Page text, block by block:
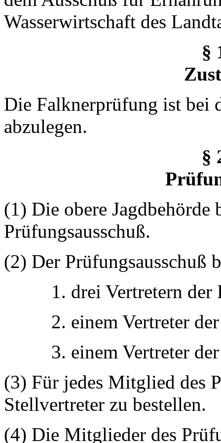
Wasserwirtschaft des
§
Die Falknerprüfung ist bei
abzulegen.
§
(1) Die obere Jagdbehörde
Prüfungsausschuß.
(2) Der Prüfungsausschuß
1. drei Vertretern der
2. einem Vertreter
3. einem Vertreter
(3) Für jedes Mitglied des
Stellvertreter zu bestellen.
(4) Die Mitglieder des